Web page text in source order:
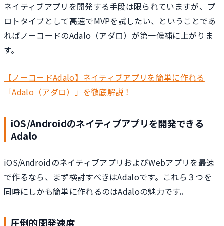
ネイティブアプリを開発する手段は限られていますが、プ
ロトタイプとして高速でMVPを試したい、ということであ
ればノーコードのAdalo（アダロ）が第一候補に上がりま
す。
【ノーコードAdalo】ネイティブアプリを簡単に作れる
「Adalo（アダロ）」を徹底解説！
iOS/Androidのネイティブアプリを開発できる
Adalo
iOS/AndroidのネイティブアプリおよびWebアプリを最速
で作るなら、まず検討すべきはAdaloです。これら３つを
同時にしかも簡単に作れるのはAdaloの魅力です。
圧倒的開発速度